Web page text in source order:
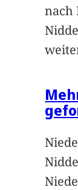
nach